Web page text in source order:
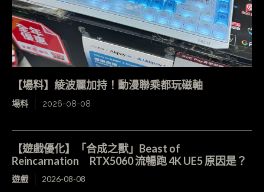
【場料】綾波麗加持！動漫聯乘都玩磁軸
場料 2026-08-08
【遊戲優化】「合成之獸」Beast of
Reincarnation RTX5060 流暢跑 4K UE5 原因是？
遊戲 2026-08-08